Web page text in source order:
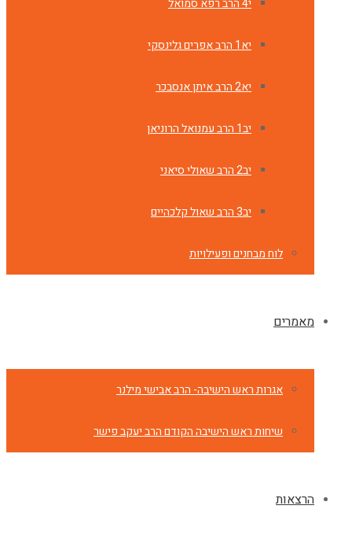
י4 הרב רפא סמואל
יא1 הרב אפרים גלינסקי
יא2 הרב איתן אנסבכר
יב1 הרב עמנואל הרוניאן
יב2 הרב שאולי סיאני
יב3 הרב שאול קלכהיים
לוח מבחנים ופעילויות
מאמרים
אגרות ראש הישיבה- הרב אבישי מילנר
שיחות ראש הישיבה הקודם הרב יעקב פישר
הרצאות